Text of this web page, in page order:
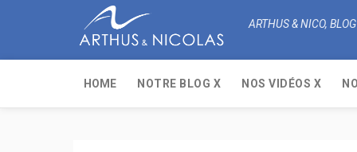
ARTHUS & NICO,
HOME NOTRE BLOG X NOS VIDÉOS X